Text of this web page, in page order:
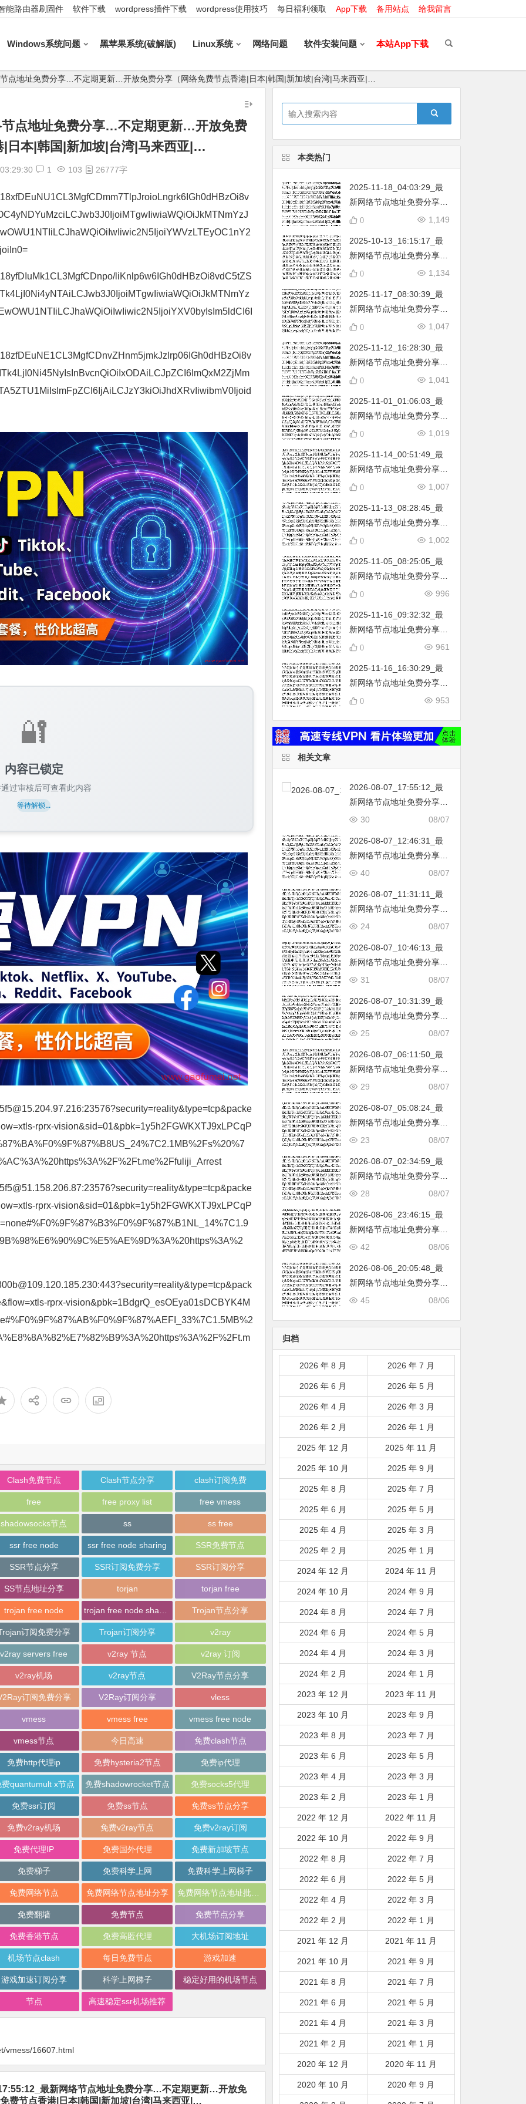
能路由器刷固件 软件下载 wordpress插件下载 wordpress使用技巧 每日福利领取 App下载 备用站点 给我留言
Windows系统问题 黑苹果系统(破解版) Linux系统 网络问题 软件安装问题 本站App下载
点地址免费分享…不定期更新…开放免费分享（网络免费节点香港|日本|韩国|新加坡|台湾|马来西亚|…
节点地址免费分享…不定期更新…开放免费
|日本|韩国|新加坡|台湾|马来西亚|…
03:29:30 1 103 26777字
liKnlp6w6IGh0dHBzOi8vdC5tZS
🔐
内容已锁定
过审核后可查看此内容
等待解锁...
rprx-vision&sid=01&pbk=1y5h2FGWKXTJ9xLPCqP
rprx-vision&sid=01&pbk=1y5h2FGWKXTJ9xLPCqP
rprx-vision&pbk=1BdgrQ_esOEya01sDCBYK4M
Clash免费节点 Clash节点分享 clash订阅免费
free free proxy list free vmess
shadowsocks节点 ss ss free
ssr free node ssr free node sharing SSR免费节点
SSR节点分享 SSR订阅免费分享 SSR订阅分享
SS节点地址分享 torjan torjan free
trojan free node Trojan节点分享
订阅免费分享 Trojan订阅分享 v2ray
v2ray servers free v2ray 节点 v2ray 订阅
v2ray机场 v2ray节点 V2Ray节点分享
订阅免费分享 V2Ray订阅分享 vless
vmess vmess free vmess free node
vmess节点 今日高速 免费clash节点
免费http代理ip 免费hysteria2节点 免费ip代理
费quantumult x节点 免费shadowrocket节点 免费socks5代理
免费ssr订阅 免费ss节点 免费ss节点分享
免费v2ray机场 免费v2ray节点 免费v2ray订阅
免费代理IP 免费国外代理 免费新加坡节点
免费梯子 免费科学上网 免费科学上网梯子
免费网络节点 免费网络节点地址分享
免费翻墙 免费节点 免费节点分享
免费香港节点 免费高匿代理 大机场订阅地址
机场节点clash 每日免费节点 游戏加速
游戏加速订阅分享 科学上网梯子 稳定好用的机场节点
节点 高速稳定ssr机场推荐
vmess/16607.html
最新网络节点地址免费分享…不定期更新…开放免
费节点香港|日本|韩国|新加坡|台湾|马来西亚|…
本类热门
2025-11-18_04:03:29_最
新网络节点地址免费分享…
不定期更新…开放免费分享
韩国|新加坡|台湾|马来西亚|
…
1,149
0
2025-10-13_16:15:17_最
新网络节点地址免费分享…
不定期更新…开放免费分享
韩国|新加坡|台湾|马来西亚|
…
1,134
0
2025-11-17_08:30:39_最
新网络节点地址免费分享…
不定期更新…开放免费分享
韩国|新加坡|台湾|马来西亚|
…
1,047
0
2025-11-12_16:28:30_最
新网络节点地址免费分享…
不定期更新…开放免费分享
韩国|新加坡|台湾|马来西亚|
…
1,041
0
2025-11-01_01:06:03_最
新网络节点地址免费分享…
不定期更新…开放免费分享
韩国|新加坡|台湾|马来西亚|
…
1,019
0
2025-11-14_00:51:49_最
新网络节点地址免费分享…
不定期更新…开放免费分享
韩国|新加坡|台湾|马来西亚|
…
1,007
0
2025-11-13_08:28:45_最
新网络节点地址免费分享…
不定期更新…开放免费分享
韩国|新加坡|台湾|马来西亚|
…
1,002
0
2025-11-05_08:25:05_最
新网络节点地址免费分享…
不定期更新…开放免费分享
韩国|新加坡|台湾|马来西亚|
…
996
0
2025-11-16_09:32:32_最
新网络节点地址免费分享…
不定期更新…开放免费分享
韩国|新加坡|台湾|马来西亚|
…
961
0
2025-11-16_16:30:29_最
新网络节点地址免费分享…
不定期更新…开放免费分享
韩国|新加坡|台湾|马来西亚|
…
953
0
相关文章
2026-08-07_17:55:12_最
新网络节点地址免费分享…
不定期更新…开放免费分享
韩国|新加坡|台湾|马来西亚|
…
08/07
30
2026-08-07_12:46:31_最
新网络节点地址免费分享…
不定期更新…开放免费分享
韩国|新加坡|台湾|马来西亚|
…
08/07
40
2026-08-07_11:31:11_最
新网络节点地址免费分享…
不定期更新…开放免费分享
韩国|新加坡|台湾|马来西亚|
…
08/07
24
2026-08-07_10:46:13_最
新网络节点地址免费分享…
不定期更新…开放免费分享
韩国|新加坡|台湾|马来西亚|
…
08/07
31
2026-08-07_10:31:39_最
新网络节点地址免费分享…
不定期更新…开放免费分享
韩国|新加坡|台湾|马来西亚|
…
08/07
25
2026-08-07_06:11:50_最
新网络节点地址免费分享…
不定期更新…开放免费分享
韩国|新加坡|台湾|马来西亚|
…
08/07
29
2026-08-07_05:08:24_最
新网络节点地址免费分享…
不定期更新…开放免费分享
韩国|新加坡|台湾|马来西亚|
…
08/07
23
2026-08-07_02:34:59_最
新网络节点地址免费分享…
不定期更新…开放免费分享
韩国|新加坡|台湾|马来西亚|
…
08/07
28
2026-08-06_23:46:15_最
新网络节点地址免费分享…
不定期更新…开放免费分享
韩国|新加坡|台湾|马来西亚|
…
08/06
42
2026-08-06_20:05:48_最
新网络节点地址免费分享…
不定期更新…开放免费分享
韩国|新加坡|台湾|马来西亚|
08/06
45
归档
2026 年 8 月 2026 年 7 月
2026 年 6 月 2026 年 5 月
2026 年 4 月 2026 年 3 月
2026 年 2 月 2026 年 1 月
2025 年 12 月 2025 年 11 月
2025 年 10 月 2025 年 9 月
2025 年 8 月 2025 年 7 月
2025 年 6 月 2025 年 5 月
2025 年 4 月 2025 年 3 月
2025 年 2 月 2025 年 1 月
2024 年 12 月 2024 年 11 月
2024 年 10 月 2024 年 9 月
2024 年 8 月 2024 年 7 月
2024 年 6 月 2024 年 5 月
2024 年 4 月 2024 年 3 月
2024 年 2 月 2024 年 1 月
2023 年 12 月 2023 年 11 月
2023 年 10 月 2023 年 9 月
2023 年 8 月 2023 年 7 月
2023 年 6 月 2023 年 5 月
2023 年 4 月 2023 年 3 月
2023 年 2 月 2023 年 1 月
2022 年 12 月 2022 年 11 月
2022 年 10 月 2022 年 9 月
2022 年 8 月 2022 年 7 月
2022 年 6 月 2022 年 5 月
2022 年 4 月 2022 年 3 月
2022 年 2 月 2022 年 1 月
2021 年 12 月 2021 年 11 月
2021 年 10 月 2021 年 9 月
2021 年 8 月 2021 年 7 月
2021 年 6 月 2021 年 5 月
2021 年 4 月 2021 年 3 月
2021 年 2 月 2021 年 1 月
2020 年 12 月 2020 年 11 月
2020 年 10 月 2020 年 9 月